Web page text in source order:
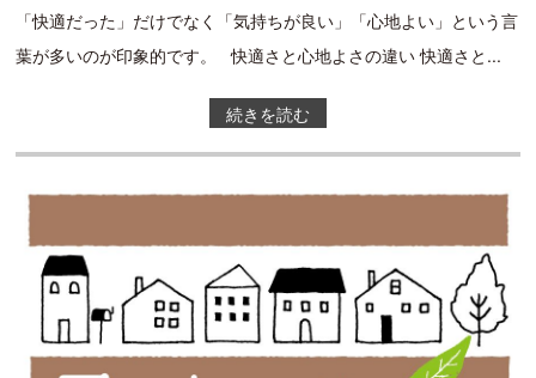
「快適だった」だけでなく「気持ちが良い」「心地よい」という言
葉が多いのが印象的です。 快適さと心地よさの違い 快適さと...
続きを読む